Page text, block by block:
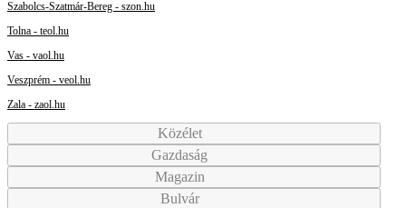
Szabolcs-Szatmár-Bereg - szon.hu
Tolna - teol.hu
Vas - vaol.hu
Veszprém - veol.hu
Zala - zaol.hu
Közélet
Gazdaság
Magazin
Bulvár